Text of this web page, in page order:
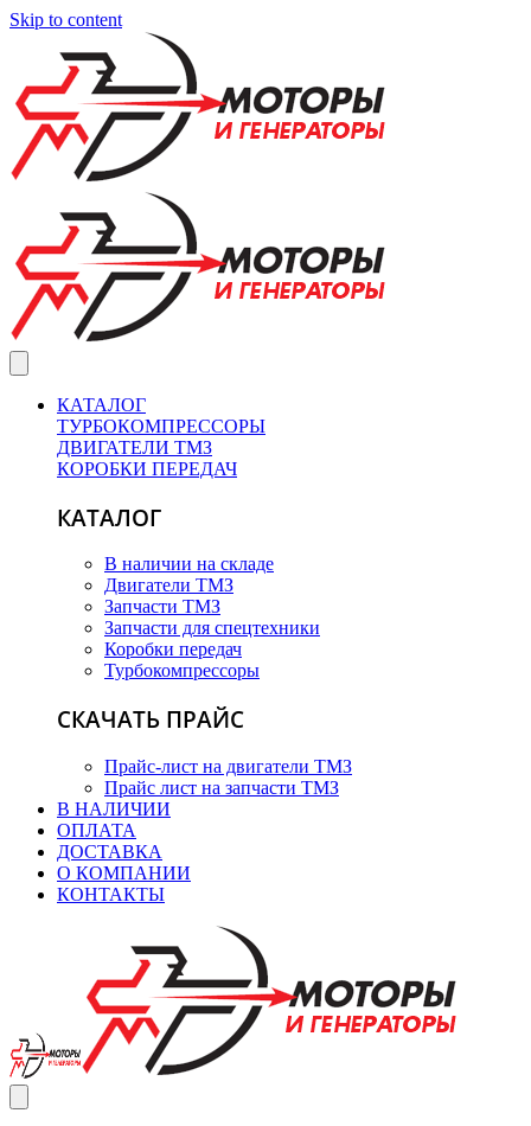
Skip to content
КАТАЛОГ
ТУРБОКОМПРЕССОРЫ
ДВИГАТЕЛИ ТМЗ
КОРОБКИ ПЕРЕДАЧ
КАТАЛОГ
В наличии на складе
Двигатели ТМЗ
Запчасти ТМЗ
Запчасти для спецтехники
Коробки передач
Турбокомпрессоры
СКАЧАТЬ ПРАЙС
Прайс-лист на двигатели ТМЗ
Прайс лист на запчасти ТМЗ
В НАЛИЧИИ
ОПЛАТА
ДОСТАВКА
О КОМПАНИИ
КОНТАКТЫ